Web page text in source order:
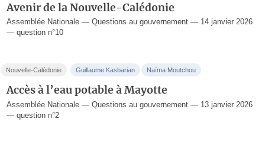
Avenir de la Nouvelle-Calédonie
Assemblée Nationale — Questions au gouvernement — 14 janvier 2026
— question n°10
Nouvelle-Calédonie Guillaume Kasbarian Naïma Moutchou
Accès à l’eau potable à Mayotte
Assemblée Nationale — Questions au gouvernement — 13 janvier 2026
— question n°2